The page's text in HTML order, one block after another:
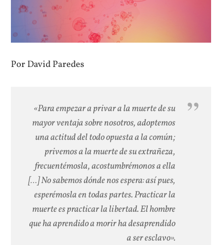
Por David Paredes
«Para empezar a privar a la muerte de su
mayor ventaja sobre nosotros, adoptemos
una actitud del todo opuesta a la común;
privemos a la muerte de su extrañeza,
frecuentémosla, acostumbrémonos a ella
[…] No sabemos dónde nos espera: así pues,
esperémosla en todas partes. Practicar la
muerte es practicar la libertad. El hombre
que ha aprendido a morir ha desaprendido
a ser esclavo».